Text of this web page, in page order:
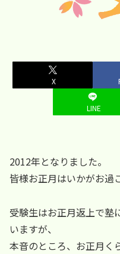
X
LINE
2012年となりました。
皆様お正月はいかがお過
受験生はお正月返上で塾
いますが、
本音のところ、お正月く